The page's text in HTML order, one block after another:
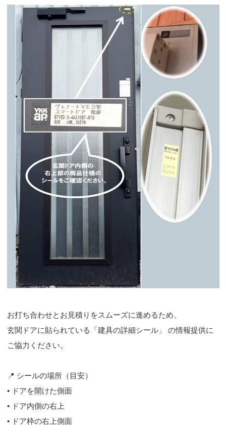
お打ち合わせとお見積りをスムーズに進めるため、
玄関ドアに貼られている「建具の詳細シール」 の情報提供に
ご協力ください。
📍 シールの場所（目安）
• ドアを開けた側面
• ドア内側の右上
• ドア枠の右上側面